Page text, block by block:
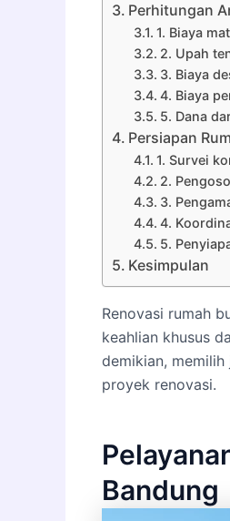
Perhitungan
1. Biaya
2. Upah
3. Biaya
4. Biaya
5. Dana
Persiapan
1. Survei
2.
3.
4.
5.
Kesimpulan
Renovasi rumah
keahlian khusus
demikian,
proyek renovasi.
Bandung